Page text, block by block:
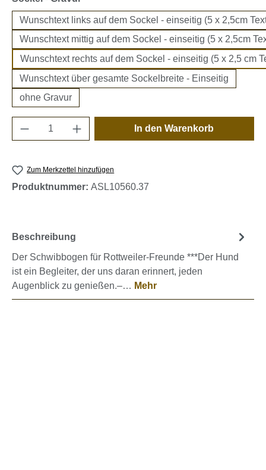
Wunschtext links auf dem Sockel - einseitig (5 x 2,5cm
Wunschtext mittig auf dem Sockel - einseitig (5 x 2,5cm
Wunschtext rechts auf dem Sockel - einseitig (5 x 2,5 cm
Wunschtext über gesamte Sockelbreite - Einseitig
ohne Gravur
Produkt Anzahl: Gib den gewünschten
In den Warenkorb
Zum Merkzettel hinzufügen
Produktnummer: ASL10560.37
Beschreibung
Der Schwibbogen für Rottweiler-Freunde ***Der Hund
ist ein Begleiter, der uns daran erinnert, jeden
Augenblick zu genießen.–… Mehr